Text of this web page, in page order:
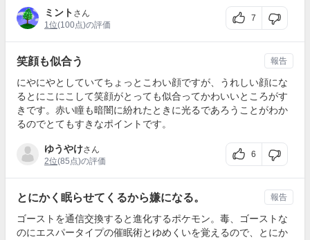
ミント さん
1位(100点)の評価
7
笑顔も似合う
にやにやとしていてちょっとこわい顔ですが、うれしい顔にな
るとにこにこして笑顔がとっても似合ってかわいいところがす
きです。赤い瞳も暗闇に紛れたときに光るであろうことがわか
るのでとてもすきなポイントです。
ゆうやけさん
2位(85点)の評価
6
報告
とにかく眠らせてくるから嫌になる。
ゴーストを通信交換すると進化するポケモン。毒、ゴーストな
のにエスパータイプの催眠術とゆめくいを覚えるので、とにか
報告